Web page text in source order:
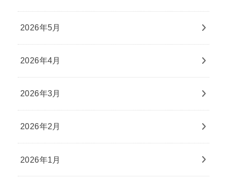
2026年5月
2026年4月
2026年3月
2026年2月
2026年1月